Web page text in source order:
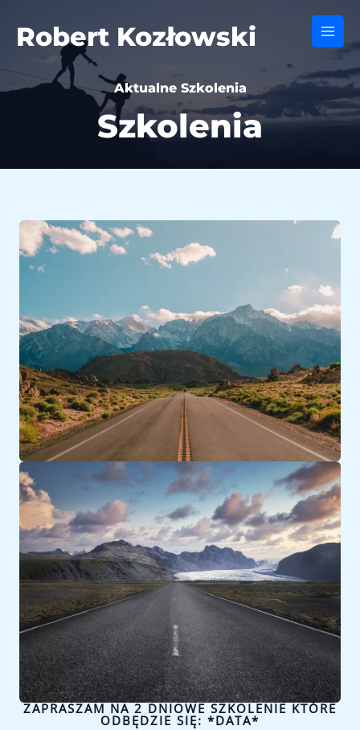
content
Robert Kozłowski
Main
Aktualne Szkolenia
Szkolenia
ZAPRASZAM NA 2 DNIOWE SZKOLENIE KTÓRE
ODBĘDZIE SIĘ: *DATA*